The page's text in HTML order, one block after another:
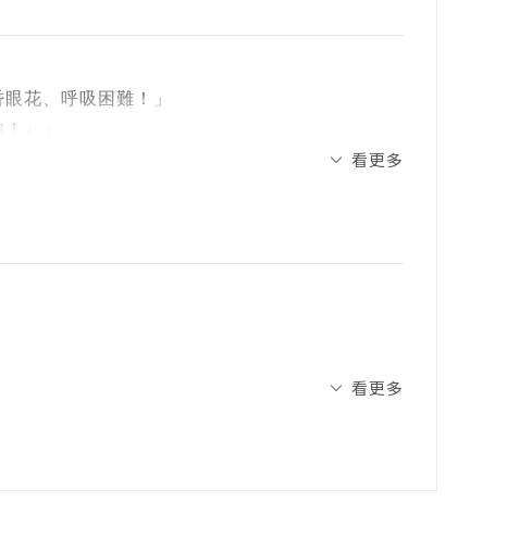
，讓他們有自信的面對學校與生活挑戰。
如何陪伴孩子學習自我管理，成為獨立思考的
用三集節目說清楚的旅程。
係、習慣、恆毅力、成長性思維、學習動機、
詢問的問題為主，後期很多主題都來自聽眾的
花、呼吸困難！」
』」
的「馴獸師」，亦或是順其自然的「佛系」父
釐清內心焦慮的原因，不妨先問問自己：「我
看更多
看更多